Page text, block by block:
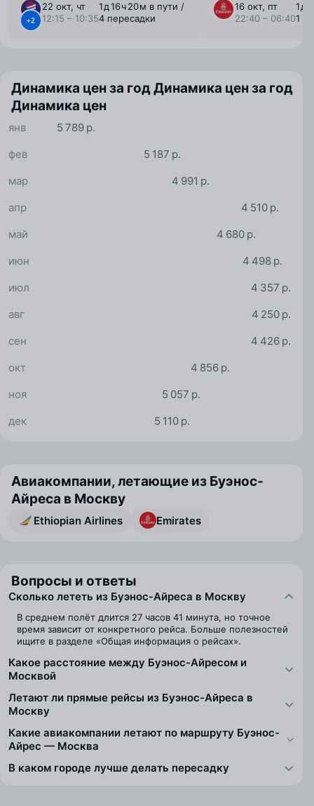
+2
22 окт, чт
12:15 – 10:35
1 ⁠д 16 ⁠ч 20 ⁠м в пути /
4 пересадки
16 окт, пт
22:40 – 06:40
1 ⁠д
1
Динамика цен за годДинамика цен за год
Динамика цен
5 789 р.
янв
5 187 р.
фев
4 991 р.
мар
4 510 р.
апр
4 680 р.
май
4 498 р.
июн
4 357 р.
июл
4 250 р.
авг
4 426 р.
сен
4 856 р.
окт
5 057 р.
ноя
5 110 р.
дек
Авиакомпании, летающие из Буэнос-
Айреса в Москву
Ethiopian Airlines Emirates
Вопросы и ответы
Сколько лететь из Буэнос-Айреса в Москву
В среднем полёт длится 27 часов 41 минута, но точное
время зависит от конкретного рейса. Больше полезностей
ищите в разделе «Общая информация о рейсах».
Какое расстояние между Буэнос-Айресом и
Москвой
Летают ли прямые рейсы из Буэнос-Айреса в
Москву
Какие авиакомпании летают по маршруту Буэнос-
Айрес — Москва
В каком городе лучше делать пересадку